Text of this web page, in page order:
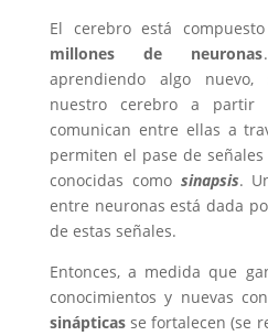
El cerebro está
millones de neuronas
aprendiendo algo nuevo,
nuestro cerebro a partir
comunican entre ellas a
permiten el pase de
conocidas como sinapsis.
entre neuronas está dada
de estas señales.
Entonces, a medida que
conocimientos y nuevas
sinápticasse fortalecen (se